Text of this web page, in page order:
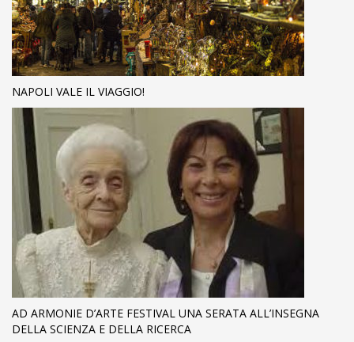
NAPOLI VALE IL VIAGGIO!
AD ARMONIE D’ARTE FESTIVAL UNA SERATA ALL’INSEGNA
DELLA SCIENZA E DELLA RICERCA